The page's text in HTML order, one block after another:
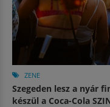
ZENE
Szegeden lesz a nyár
készül a Coca-Cola